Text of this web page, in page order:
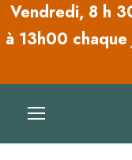
Vendredi, 8 h
à 13h00